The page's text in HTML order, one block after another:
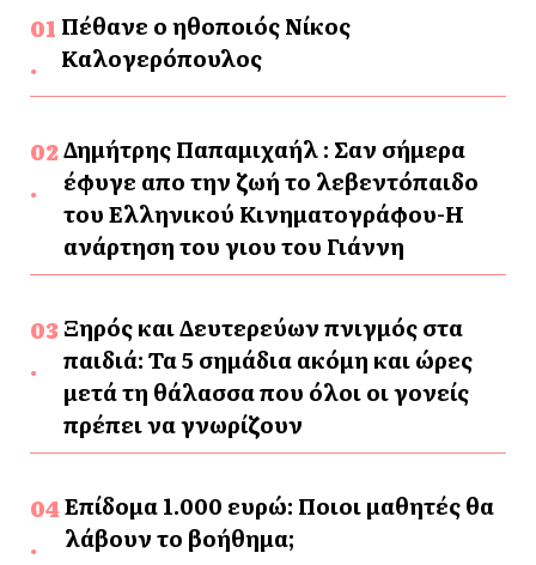
Πέθανε ο ηθοποιός Νίκος
Καλογερόπουλος
Δημήτρης Παπαμιχαήλ : Σαν σήμερα
έφυγε απο την ζωή το λεβεντόπαιδο
του Ελληνικού Κινηματογράφου-Η
ανάρτηση του γιου του Γιάννη
Ξηρός και Δευτερεύων πνιγμός στα
παιδιά: Τα 5 σημάδια ακόμη και ώρες
μετά τη θάλασσα που όλοι οι γονείς
πρέπει να γνωρίζουν
Επίδομα 1.000 ευρώ: Ποιοι μαθητές θα
λάβουν το βοήθημα;